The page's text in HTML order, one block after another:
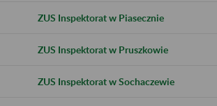
ZUS Inspektorat w Piasecznie
ZUS Inspektorat w Pruszkowie
ZUS Inspektorat w Sochaczewie